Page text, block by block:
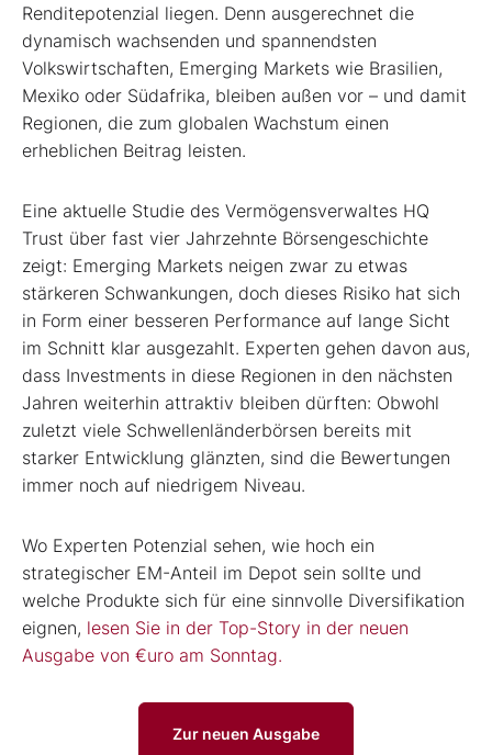
Renditepotenzial liegen. Denn ausgerechnet die
dynamisch wachsenden und spannendsten
Volkswirtschaften, Emerging Markets wie Brasilien,
Mexiko oder Südafrika, bleiben außen vor – und damit
Regionen, die zum globalen Wachstum einen
erheblichen Beitrag leisten.
Eine aktuelle Studie des Vermögensverwaltes HQ
Trust über fast vier Jahrzehnte Börsengeschichte
zeigt: Emerging Markets neigen zwar zu etwas
stärkeren Schwankungen, doch dieses Risiko hat sich
in Form einer besseren Performance auf lange Sicht
im Schnitt klar ausgezahlt. Experten gehen davon aus,
dass Investments in diese Regionen in den nächsten
Jahren weiterhin attraktiv bleiben dürften: Obwohl
zuletzt viele Schwellenländerbörsen bereits mit
starker Entwicklung glänzten, sind die Bewertungen
immer noch auf niedrigem Niveau.
Wo Experten Potenzial sehen, wie hoch ein
strategischer EM-Anteil im Depot sein sollte und
welche Produkte sich für eine sinnvolle Diversifikation
eignen, lesen Sie in der Top-Story in der neuen
Ausgabe von €uro am Sonntag.
Zur neuen Ausgabe